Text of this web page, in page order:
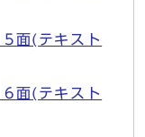
面(テキスト
面(テキスト